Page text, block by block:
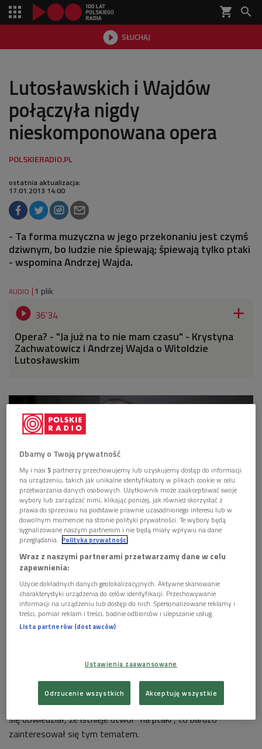
shopping_cart 
 SŁUCHAJ

Lutosławskich i Wajdów
połączyła nigdy
nieskomponowana opera
ostatnia aktualizacja:
17.01.2013 14:00
- Ta forma muzyczna w jego przekonaniu jest czymś
dziwnym, bo ludzie nie śpiewają; śpiewają tylko ptaki
- wspomina Andrzej Wajda.
AUDIO 1 plik
 36'34 
Opera? - "Ja już na to nie mam czasu" - Krystyna
Zachwatowicz i Andrzej Wajda o Witoldzie
Lutosławskim
Andrzej Wajda i Krystyna Zachwatowicz
Wybitny reżyser poznał Witolda Lutosławskiego około roku
1959. Miał cichą nadzieję, że kompozytor napisze muzykę do
jego filmu "Lotna". Ten wykręcił się jednak brakiem czasu.
Szkoda było mu energii na twórczość użytkową. W swoim
dorobku artysta nie ma też żadnej opery, choć odbył na temat
"Konferencja ptaków". W Paryżu obejrzeliśmy spektakl Petera
Brooka - opowiada Andrzej Wajda. - Lutosławski, gdy tylko
się dowiedział, że istnieje utwór "na ptaki", to bardzo
zainteresował się tym tematem.
Dbamy o Twoją prywatność
My i nasi5 partnerzy przechowujemy lub uzyskujemy dostęp do informacji
na urządzeniu, takich jak unikalne identyfikatory w plikach cookie w celu
przetwarzania danych osobowych. Użytkownik może zaakceptować swoje
wybory lub zarządzać nimi, klikając poniżej, jak również skorzystać z
prawa do sprzeciwu na podstawie prawnie uzasadnionego interesu lub w
dowolnym momencie na stronie polityki prywatności. Te wybory będą
sygnalizowane naszym partnerom i nie będą miały wpływu na dane
przeglądania. Polityka prywatności
Wraz z naszymi partnerami przetwarzamy dane w celu
zapewnienia:
Użycie dokładnych danych geolokalizacyjnych. Aktywne skanowanie
charakterystyki urządzenia do celów identyfikacji. Przechowywanie
informacji na urządzeniu lub dostęp do nich. Spersonalizowane reklamy i
treści, pomiar reklam i treści, badnie odbiorców i ulepszanie usług.
Lista partnerów (dostawców)
Ustawienia zaawansowane
Odrzucenie wszystkich Akceptuję wszystkie